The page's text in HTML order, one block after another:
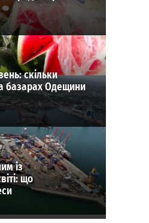
скільки
базарах Одещини
із
що